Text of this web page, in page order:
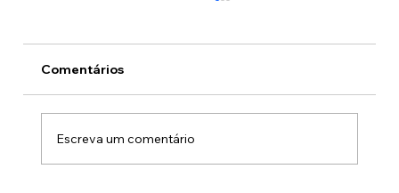
Comentários
Escreva um comentário